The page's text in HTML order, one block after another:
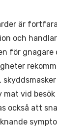
är
och
för gnagare
vid besök
också att